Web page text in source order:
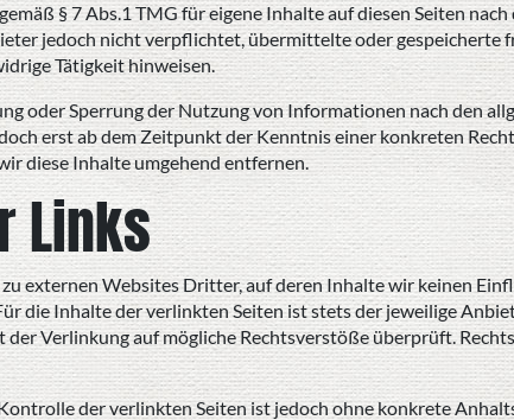
§ 7 Abs.1 TMG für eigene Inhalte auf diesen Seiten
jedoch nicht verpflichtet, übermittelte oder gespeicherte
Tätigkeit hinweisen.
oder Sperrung der Nutzung von Informationen nach den
erst ab dem Zeitpunkt der Kenntnis einer konkreten
diese Inhalte umgehend entfernen.
Links
externen Websites Dritter, auf deren Inhalte wir keinen
die Inhalte der verlinkten Seiten ist stets der jeweilige
der Verlinkung auf mögliche Rechtsverstöße überprüft.
der verlinkten Seiten ist jedoch ohne konkrete